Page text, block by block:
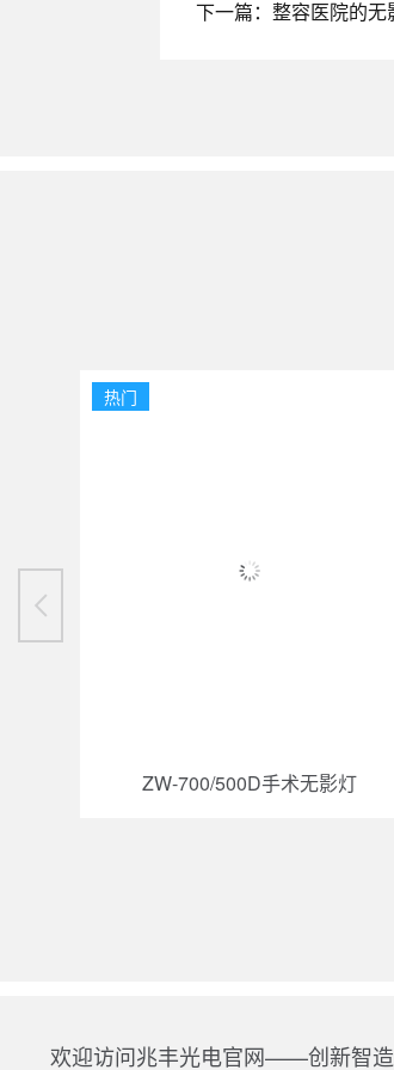
下一篇：整容医院的无
热门
ZW-700/500D手术无影灯
欢迎访问兆丰光电官网——创新智造